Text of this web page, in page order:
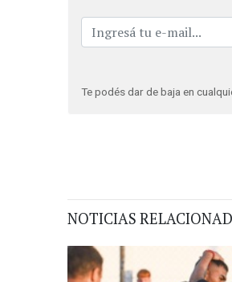
Te podés dar de baja en
NOTICIAS